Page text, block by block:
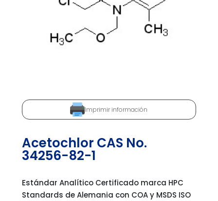
Imprimir información
Acetochlor CAS No.
34256-82-1
Estándar Analítico Certificado marca HPC
Standards de Alemania con COA y MSDS ISO